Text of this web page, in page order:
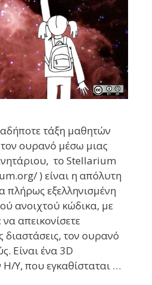
τάξη μαθητών
ουρανό μέσω μιας
το Stellarium
) είναι η απόλυτη
πλήρως εξελληνισμένη
ανοιχτού κώδικα, με
απεικονίσετε
διαστάσεις, τον ουρανό
Είναι ένα 3D
Η/Υ, που εγκαθίσταται …